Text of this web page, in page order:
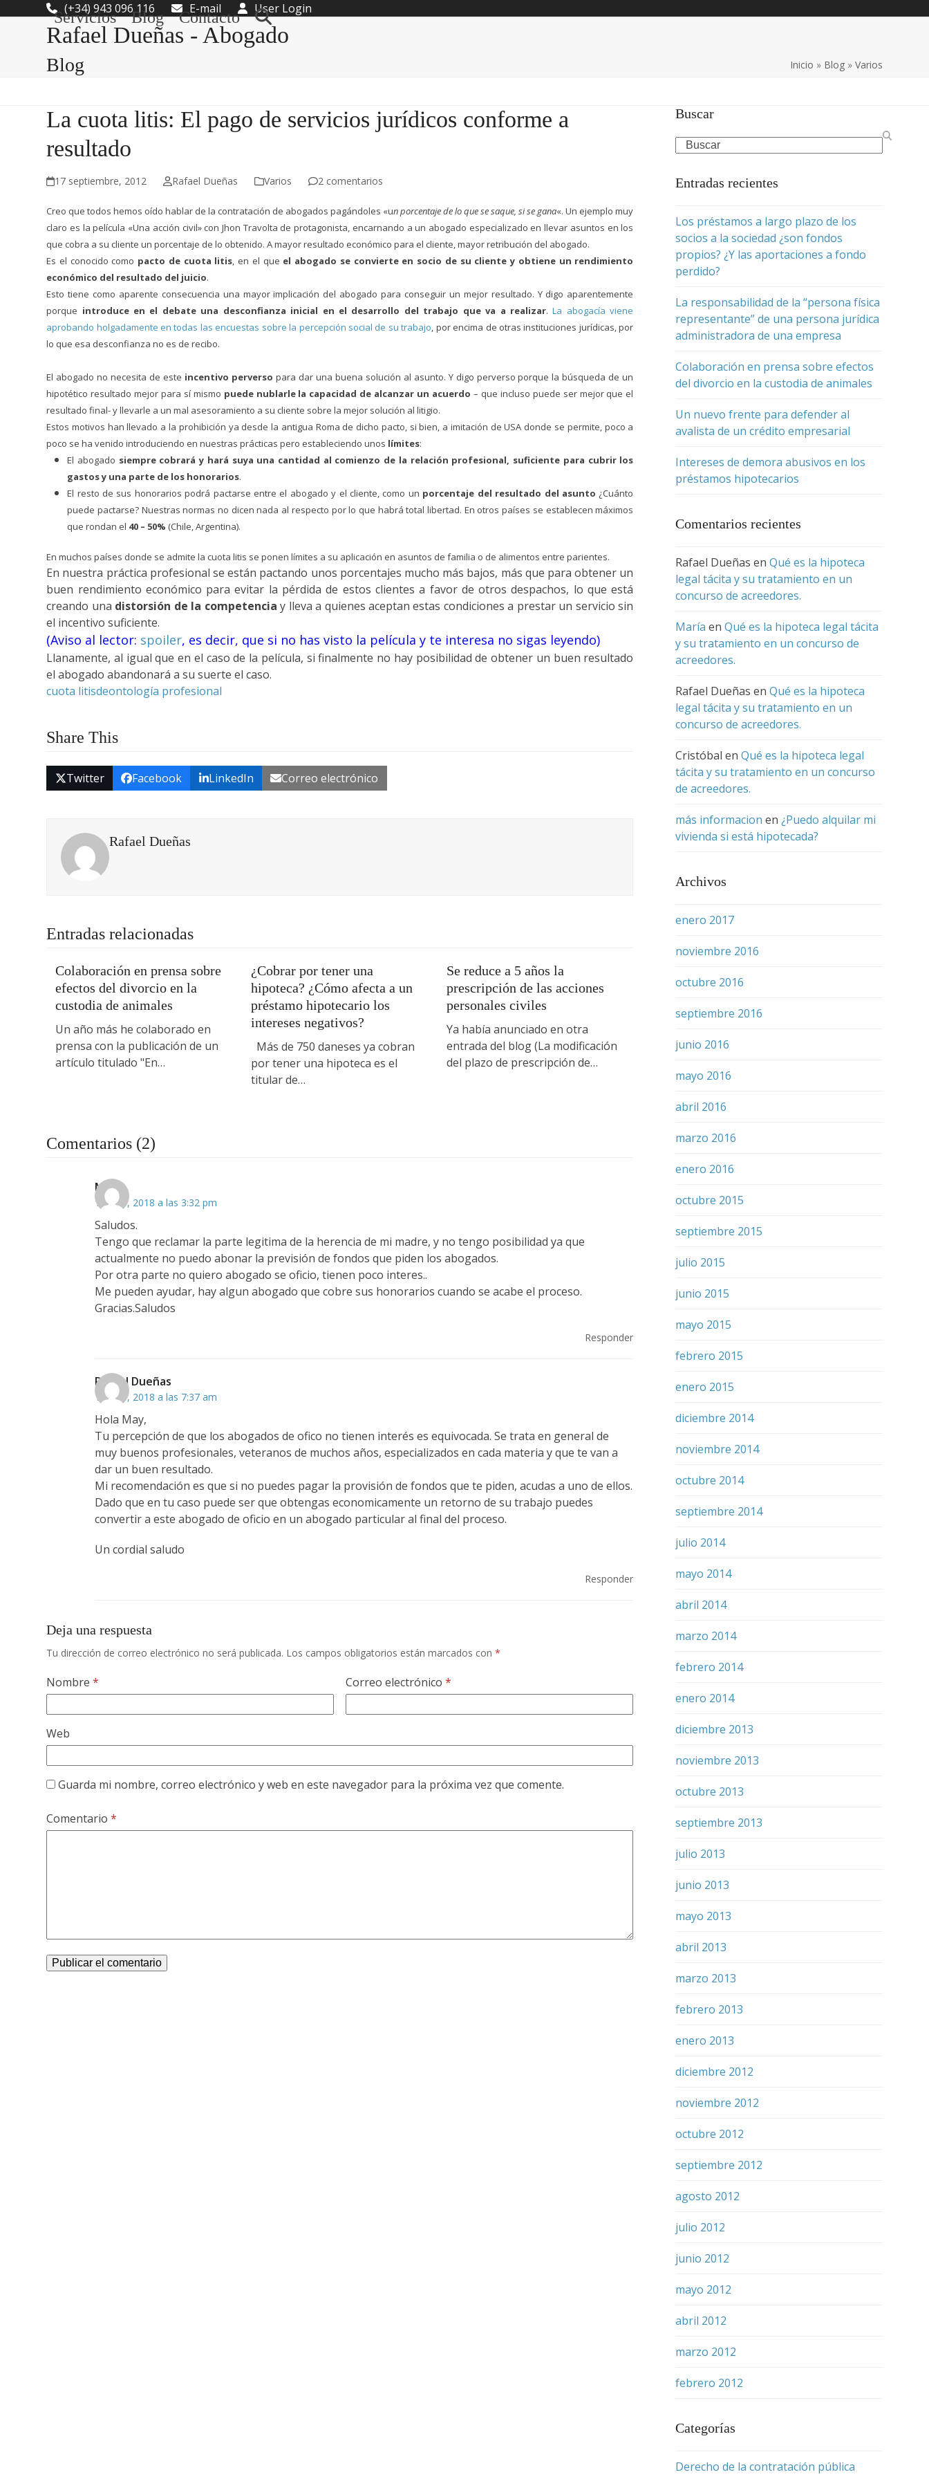
(+34) 943 096 116 E-mail User Login
Rafael Dueñas - Abogado
Servicios Blog Contacto
Blog Inicio » Blog» Varios
La cuota litis: El pago de servicios jurídicos conforme a
resultado
17 septiembre, 2012 Rafael Dueñas Varios 2 comentarios
Creo que todos hemos oído hablar de la contratación de abogados pagándoles «un porcentaje de lo que se saque, si se gana«. Un ejemplo muy
claro es la película «Una acción civil» con Jhon Travolta de protagonista, encarnando a un abogado especializado en llevar asuntos en los
que cobra a su cliente un porcentaje de lo obtenido. A mayor resultado económico para el cliente, mayor retribución del abogado.
Es el conocido como pacto de cuota litis, en el que el abogado se convierte en socio de su cliente y obtiene un rendimiento
económico del resultado del juicio.
Esto tiene como aparente consecuencia una mayor implicación del abogado para conseguir un mejor resultado. Y digo aparentemente
porque introduce en el debate una desconfianza inicial en el desarrollo del trabajo que va a realizar.La abogacía viene
aprobando holgadamente en todas las encuestas sobre la percepción social de su trabajo, por encima de otras instituciones jurídicas, por
lo que esa desconfianza no es de recibo.
El abogado no necesita de este incentivo perverso para dar una buena solución al asunto. Y digo perverso porque la búsqueda de un
hipotético resultado mejor para sí mismo puede nublarle la capacidad de alcanzar un acuerdo – que incluso puede ser mejor que el
resultado final- y llevarle a un mal asesoramiento a su cliente sobre la mejor solución al litigio.
Estos motivos han llevado a la prohibición ya desde la antigua Roma de dicho pacto, si bien, a imitación de USA donde se permite, poco a
poco se ha venido introduciendo en nuestras prácticas pero estableciendo unos límites:
El abogado siempre cobrará y hará suya una cantidad al comienzo de la relación profesional, suficiente para cubrir los
gastos y una parte de los honorarios.
El resto de sus honorarios podrá pactarse entre el abogado y el cliente, como un porcentaje del resultado del asunto ¿Cuánto
puede pactarse? Nuestras normas no dicen nada al respecto por lo que habrá total libertad. En otros países se establecen máximos
que rondan el 40 – 50% (Chile, Argentina).
En muchos países donde se admite la cuota litis se ponen límites a su aplicación en asuntos de familia o de alimentos entre parientes.
En nuestra práctica profesional se están pactando unos porcentajes mucho más bajos, más que para obtener un
buen rendimiento económico para evitar la pérdida de estos clientes a favor de otros despachos, lo que está
creando una distorsión de la competenciay lleva a quienes aceptan estas condiciones a prestar un servicio sin
el incentivo suficiente.
(Aviso al lector: spoiler, es decir, que si no has visto la película y te interesa no sigas leyendo)
Llanamente, al igual que en el caso de la película, si finalmente no hay posibilidad de obtener un buen resultado
el abogado abandonará a su suerte el caso.
cuota litisdeontología profesional
Share This
Twitter Facebook LinkedIn Correo electrónico
Rafael Dueñas
Entradas relacionadas
Colaboración en prensa sobre
efectos del divorcio en la
custodia de animales
Un año más he colaborado en
prensa con la publicación de un
artículo titulado "En…
¿Cobrar por tener una
hipoteca? ¿Cómo afecta a un
préstamo hipotecario los
intereses negativos?
Más de 750 daneses ya cobran
por tener una hipoteca es el
titular de…
Se reduce a 5 años la
prescripción de las acciones
personales civiles
Ya había anunciado en otra
entrada del blog (La modificación
del plazo de prescripción de…
Comentarios (2)
May
17 julio, 2018 a las 3:32 pm
Saludos.
Tengo que reclamar la parte legitima de la herencia de mi madre, y no tengo posibilidad ya que
actualmente no puedo abonar la previsión de fondos que piden los abogados.
Por otra parte no quiero abogado se oficio, tienen poco interes..
Me pueden ayudar, hay algun abogado que cobre sus honorarios cuando se acabe el proceso.
Gracias.Saludos
Responder
Rafael Dueñas
19 julio, 2018 a las 7:37 am
Hola May,
Tu percepción de que los abogados de ofico no tienen interés es equivocada. Se trata en general de
muy buenos profesionales, veteranos de muchos años, especializados en cada materia y que te van a
dar un buen resultado.
Mi recomendación es que si no puedes pagar la provisión de fondos que te piden, acudas a uno de ellos.
Dado que en tu caso puede ser que obtengas economicamente un retorno de su trabajo puedes
convertir a este abogado de oficio en un abogado particular al final del proceso.
Un cordial saludo
Responder
Deja una respuesta
Tu dirección de correo electrónico no será publicada. Los campos obligatorios están marcados con*
Nombre* Correo electrónico*
Web
Guarda mi nombre, correo electrónico y web en este navegador para la próxima vez que comente.
Comentario*
Buscar
Search
Entradas recientes
Los préstamos a largo plazo de los
socios a la sociedad ¿son fondos
propios? ¿Y las aportaciones a fondo
perdido?
La responsabilidad de la “persona física
representante” de una persona jurídica
administradora de una empresa
Colaboración en prensa sobre efectos
del divorcio en la custodia de animales
Un nuevo frente para defender al
avalista de un crédito empresarial
Intereses de demora abusivos en los
préstamos hipotecarios
Comentarios recientes
Rafael Dueñas en Qué es la hipoteca
legal tácita y su tratamiento en un
concurso de acreedores.
María en Qué es la hipoteca legal tácita
y su tratamiento en un concurso de
acreedores.
Rafael Dueñas en Qué es la hipoteca
legal tácita y su tratamiento en un
concurso de acreedores.
Cristóbal en Qué es la hipoteca legal
tácita y su tratamiento en un concurso
de acreedores.
más informacion en ¿Puedo alquilar mi
vivienda si está hipotecada?
Archivos
enero 2017
noviembre 2016
octubre 2016
septiembre 2016
junio 2016
mayo 2016
abril 2016
marzo 2016
enero 2016
octubre 2015
septiembre 2015
julio 2015
junio 2015
mayo 2015
febrero 2015
enero 2015
diciembre 2014
noviembre 2014
octubre 2014
septiembre 2014
julio 2014
mayo 2014
abril 2014
marzo 2014
febrero 2014
enero 2014
diciembre 2013
noviembre 2013
octubre 2013
septiembre 2013
julio 2013
junio 2013
mayo 2013
abril 2013
marzo 2013
febrero 2013
enero 2013
diciembre 2012
noviembre 2012
octubre 2012
septiembre 2012
agosto 2012
julio 2012
junio 2012
mayo 2012
abril 2012
marzo 2012
febrero 2012
Categorías
Derecho de la contratación pública